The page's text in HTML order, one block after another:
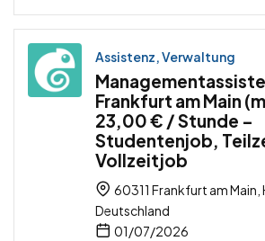
Assistenz, Verwaltung
Frankfurt am Main
23,00 € / Stunde –
Studentenjob,
Vollzeitjob
60311 Frankfurt am Main,
Deutschland
01/07/2026